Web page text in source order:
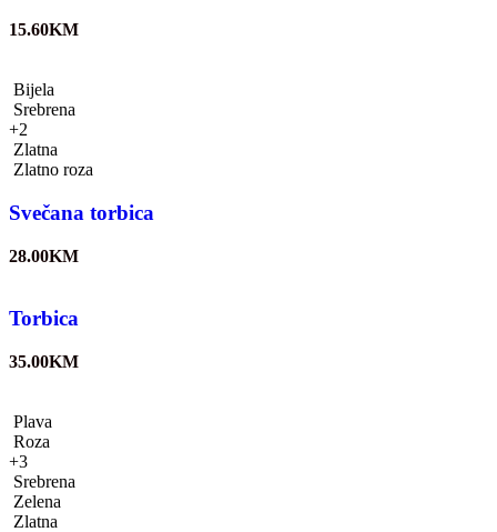
15.60KM
Bijela
Srebrena
+2
Zlatna
Zlatno roza
Svečana torbica
28.00KM
Torbica
35.00KM
Plava
Roza
+3
Srebrena
Zelena
Zlatna